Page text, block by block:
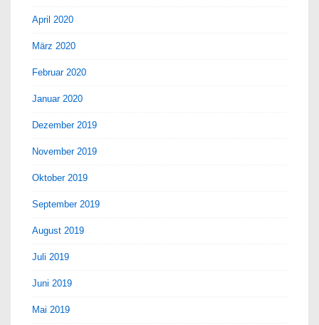
April 2020
März 2020
Februar 2020
Januar 2020
Dezember 2019
November 2019
Oktober 2019
September 2019
August 2019
Juli 2019
Juni 2019
Mai 2019